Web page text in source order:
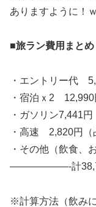
ありますように！ｗ
■旅ラン費用まとめ
・エントリー代
・宿泊ｘ2 12,990
・ガソリン7,441
・高速 2,820円（
・その他（飲食
——————-計
※計算方法（飲み